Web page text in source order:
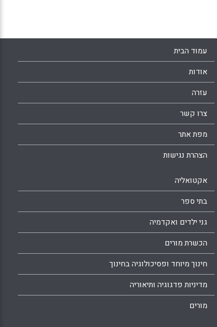
לשלב טכנולוגיה (Bennett, Liz, 2014).
WhatsApp
Facebook
Email
X
עמוד הבית
אודות
עזרה
צרו קשר
מפת אתר
הצהרת נגישות
אקטואליה
בתי ספר
גני ילדים ואקדמיה
הכשרת מורים
חינוך מיוחד ופסיכולוגיה בחינוך
מדיניות פדגוגיה ותיאוריה
מורים